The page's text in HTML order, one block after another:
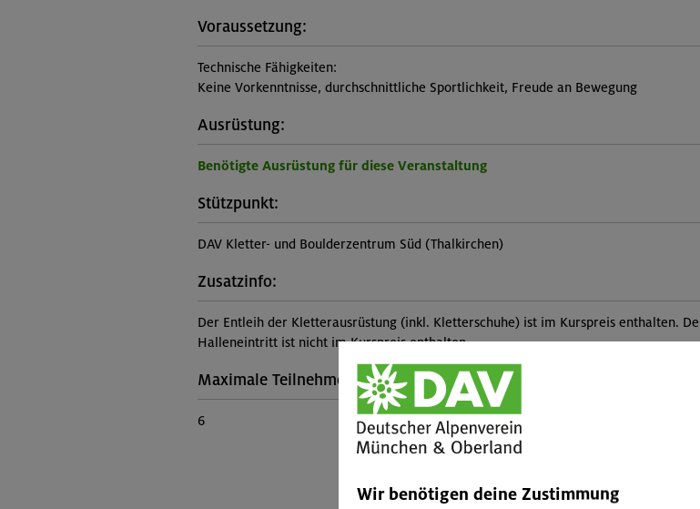
Voraussetzung:
Technische Fähigkeiten:
Keine Vorkenntnisse, durchschnittliche Sportlichkeit, Freude an Bewegung
Ausrüstung:
Benötigte Ausrüstung für diese Veranstaltung
Stützpunkt:
DAV Kletter- und Boulderzentrum Süd (Thalkirchen)
Zusatzinfo:
Der Entleih der Kletterausrüstung (inkl. Kletterschuhe) ist im Kurspreis enthalten.
Halleneintritt ist nicht im Kurspreis enthalten.
Maximale Teilnehmerzahl:
6
Wir benötigen deine Zustimmung